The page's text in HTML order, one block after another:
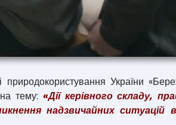
України
тему: «Дії керівного складу,
надзвичайних ситуацій